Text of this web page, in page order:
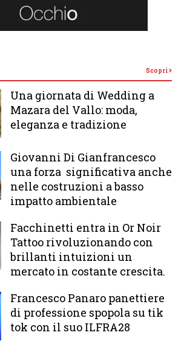
Scopri
Una giornata di Wedding a
Mazara del Vallo: moda,
eleganza e tradizione
Giovanni Di Gianfrancesco
una forza significativa anche
nelle costruzioni a basso
impatto ambientale
Facchinetti entra in Or Noir
Tattoo rivoluzionando con
brillanti intuizioni un
mercato in costante crescita.
Francesco Panaro panettiere
di professione spopola su tik
tok con il suo ILFRA28